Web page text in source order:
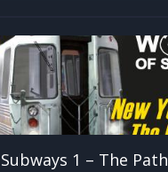
1 – The Path